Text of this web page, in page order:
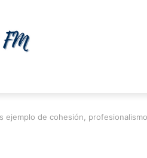
ejemplo de cohesión,